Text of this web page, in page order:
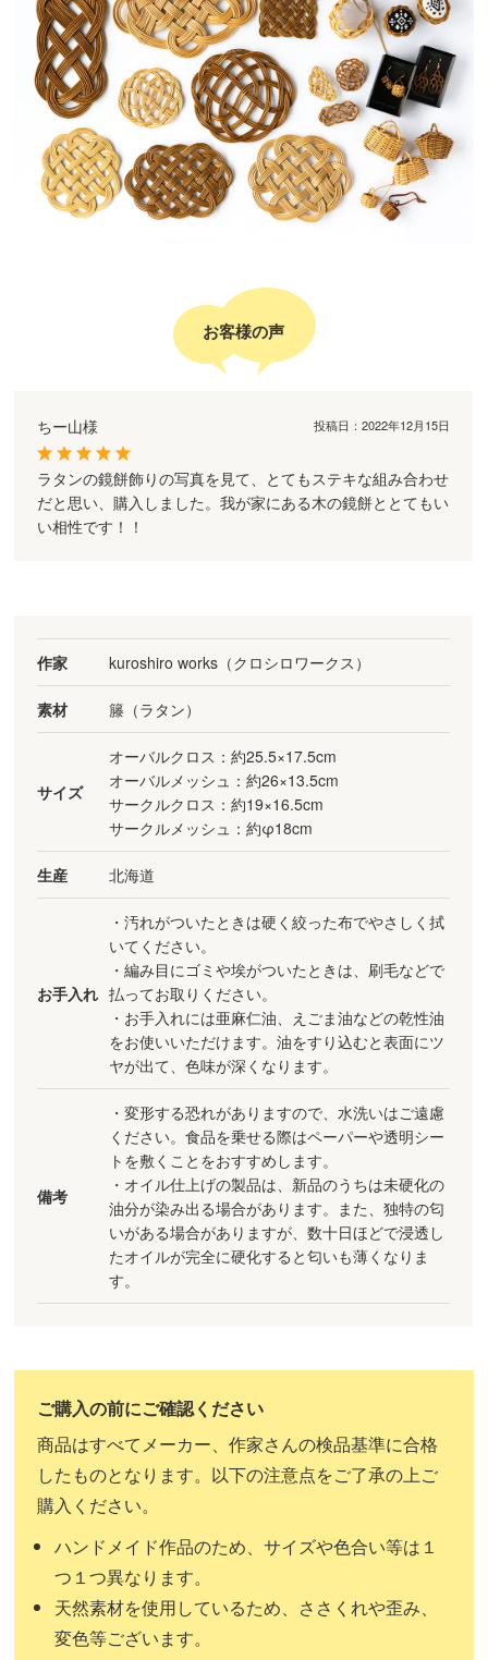
お客様の声
ちー山様 投稿日：2022年12月15日
ラタンの鏡餅飾りの写真を見て、とてもステキな組み合わせ
だと思い、購入しました。我が家にある木の鏡餅ととてもい
い相性です！！
作家 kuroshiro works（クロシロワークス）
素材 籐（ラタン）
サイズ
オーバルクロス：約25.5×17.5cm
オーバルメッシュ：約26×13.5cm
サークルクロス：約19×16.5cm
サークルメッシュ：約φ18cm
生産 北海道
お手入れ
・汚れがついたときは硬く絞った布でやさしく拭
いてください。
・編み目にゴミや埃がついたときは、刷毛などで
払ってお取りください。
・お手入れには亜麻仁油、えごま油などの乾性油
をお使いいただけます。油をすり込むと表面にツ
ヤが出て、色味が深くなります。
備考
・変形する恐れがありますので、水洗いはご遠慮
ください。食品を乗せる際はペーパーや透明シー
トを敷くことをおすすめします。
・オイル仕上げの製品は、新品のうちは未硬化の
油分が染み出る場合があります。また、独特の匂
いがある場合がありますが、数十日ほどで浸透し
たオイルが完全に硬化すると匂いも薄くなりま
す。
商品はすべてメーカー、作家さんの検品基準に合格
したものとなります。以下の注意点をご了承の上ご
購入ください。
ハンドメイド作品のため、サイズや色合い等は１
つ１つ異なります。
天然素材を使用しているため、ささくれや歪み、
変色等ございます。